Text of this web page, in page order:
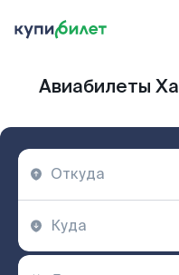
Авиабилеты